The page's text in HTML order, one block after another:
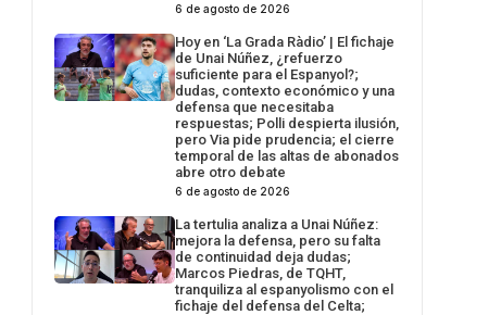
6 de agosto de 2026
Hoy en ‘La Grada Ràdio’ | El fichaje
de Unai Núñez, ¿refuerzo
suficiente para el Espanyol?;
dudas, contexto económico y una
defensa que necesitaba
respuestas; Polli despierta ilusión,
pero Via pide prudencia; el cierre
temporal de las altas de abonados
abre otro debate
6 de agosto de 2026
La tertulia analiza a Unai Núñez:
mejora la defensa, pero su falta
de continuidad deja dudas;
Marcos Piedras, de TQHT,
tranquiliza al espanyolismo con el
fichaje del defensa del Celta;